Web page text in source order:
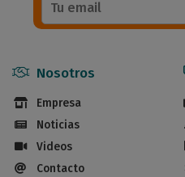
Nosotros
Empresa
Noticias
Videos
Contacto